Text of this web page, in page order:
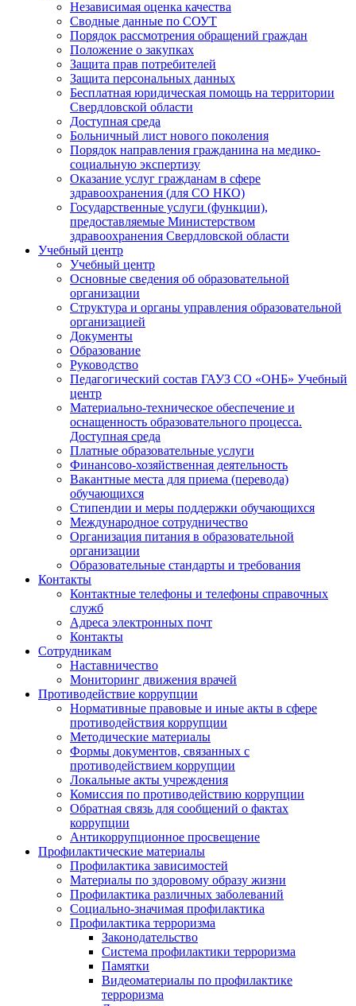
Независимая оценка качества
Сводные данные по СОУТ
Порядок рассмотрения обращений граждан
Положение о закупках
Защита прав потребителей
Защита персональных данных
Бесплатная юридическая помощь на территории
Свердловской области
Доступная среда
Больничный лист нового поколения
Порядок направления гражданина на медико-
социальную экспертизу
Оказание услуг гражданам в сфере
здравоохранения (для СО НКО)
Государственные услуги (функции),
предоставляемые Министерством
здравоохранения Свердловской области
Учебный центр
Учебный центр
Основные сведения об образовательной
организации
Структура и органы управления образовательной
организацией
Документы
Образование
Руководство
Педагогический состав ГАУЗ СО «ОНБ» Учебный
центр
Материально-техническое обеспечение и
оснащенность образовательного процесса.
Доступная среда
Платные образовательные услуги
Финансово-хозяйственная деятельность
Вакантные места для приема (перевода)
обучающихся
Стипендии и меры поддержки обучающихся
Международное сотрудничество
Организация питания в образовательной
организации
Образовательные стандарты и требования
Контакты
Контактные телефоны и телефоны справочных
служб
Адреса электронных почт
Контакты
Сотрудникам
Наставничество
Мониторинг движения врачей
Противодействие коррупции
Нормативные правовые и иные акты в сфере
противодействия коррупции
Методические материалы
Формы документов, связанных с
противодействием коррупции
Локальные акты учреждения
Комиссия по противодействию коррупции
Обратная связь для сообщений о фактах
коррупции
Антикоррупционное просвещение
Профилактические материалы
Профилактика зависимостей
Материалы по здоровому образу жизни
Профилактика различных заболеваний
Социально-значимая профилактика
Профилактика терроризма
Законодательство
Система профилактики терроризма
Памятки
Видеоматериалы по профилактике
терроризма